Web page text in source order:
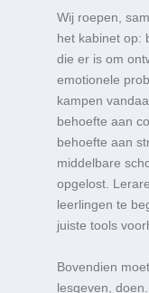
Wij roepen,
het kabinet op:
die er is om
emotionele
kampen
behoefte aan
behoefte aan
middelbare
opgelost.
leerlingen te
juiste tools
Bovendien
lesgeven,